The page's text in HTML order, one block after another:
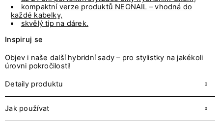
kompaktní verze produktů NEONAIL – vhodná do
každé kabelky,
skvělý tip na dárek.
Inspiruj se
Objev i naše další hybridní sady – pro stylistky na jakékoli
úrovni pokročilosti!
Detaily produktu
Jak používat